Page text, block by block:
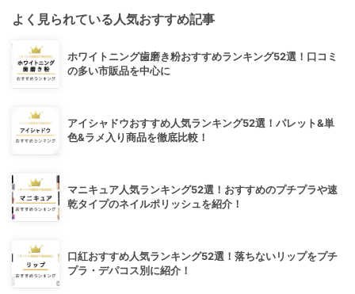
よく見られている人気おすすめ記事
ホワイトニング歯磨き粉おすすめランキング52選！口コミ
の多い市販品を中心に
アイシャドウおすすめ人気ランキング52選！パレット&単
色&ラメ入り商品を徹底比較！
マニキュア人気ランキング52選！おすすめのプチプラや速
乾タイプのネイルポリッシュを紹介！
口紅おすすめ人気ランキング52選！落ちないリップをプチ
プラ・デパコス別に紹介！